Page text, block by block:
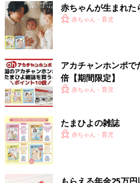
赤ちゃんが生まれた
赤ちゃん・育児
アカチャンホンポ
倍【期間限定】
赤ちゃん・育児
たまひよの雑誌
赤ちゃん・育児